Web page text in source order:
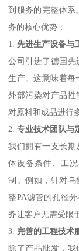
到服务的完整体系
务的核心优势：
1.先进生产设备与
公司引进了德国
生产。这意味着每
外部污染对产品性
对原料和成品进行
2.专业技术团队与
我们拥有一支长
体设备条件、工
制。例如，针对乌
整PA滤管的孔径
务让客户无需受限
3. 完善的工程技术
除了产品批发，